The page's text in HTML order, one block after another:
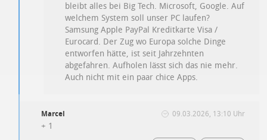
bleibt alles bei Big Tech. Microsoft, Google. Auf
welchem System soll unser PC laufen?
Samsung Apple PayPal Kreditkarte Visa /
Eurocard. Der Zug wo Europa solche Dinge
entworfen hätte, ist seit Jahrzehnten
abgefahren. Aufholen lässt sich das nie mehr.
Auch nicht mit ein paar chice Apps.
Marcel 09.03.2026, 13:10 Uhr
+ 1